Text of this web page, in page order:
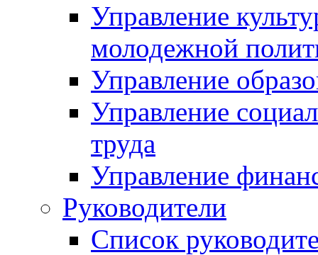
Управление
молодежной
Управление
Управление
труда
Управление
Руководители
Список